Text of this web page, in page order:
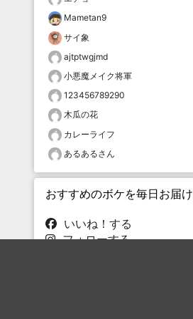
Mametan9
サイ象
ajtptwgjmd
小悪魔メイク将軍
123456789290
木瓜の花
カレーライフ
あるあるさん
おすすめのボケを毎日お届け
いいね！する
フォローする